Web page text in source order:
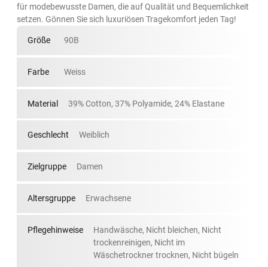
für modebewusste Damen, die auf Qualität und Bequemlichkeit
setzen. Gönnen Sie sich luxuriösen Tragekomfort jeden Tag!
Größe 90B
Farbe Weiss
Material 39% Cotton, 37% Polyamide, 24% Elastane
Geschlecht Weiblich
Zielgruppe Damen
Altersgruppe Erwachsene
Pflegehinweise
Handwäsche, Nicht bleichen, Nicht
trockenreinigen, Nicht im
Wäschetrockner trocknen, Nicht bügeln